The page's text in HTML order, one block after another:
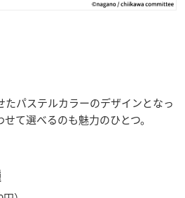
パステルカラーのデザインとなっ
て選べるのも魅力のひとつ。